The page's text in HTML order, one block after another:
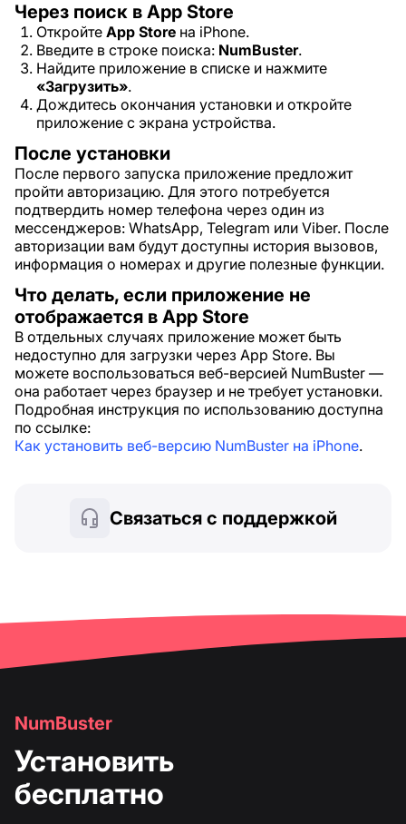
Через поиск в App Store
Откройте App Store на iPhone.
Введите в строке поиска: NumBuster.
Найдите приложение в списке и нажмите
«Загрузить».
Дождитесь окончания установки и откройте
приложение с экрана устройства.
После установки
После первого запуска приложение предложит
пройти авторизацию. Для этого потребуется
подтвердить номер телефона через один из
мессенджеров: WhatsApp, Telegram или Viber. После
авторизации вам будут доступны история вызовов,
информация о номерах и другие полезные функции.
Что делать, если приложение не
отображается в App Store
В отдельных случаях приложение может быть
недоступно для загрузки через App Store. Вы
можете воспользоваться веб-версией NumBuster —
она работает через браузер и не требует установки.
Подробная инструкция по использованию доступна
по ссылке:
Как установить веб-версию NumBuster на iPhone.
Связаться с поддержкой
NumBuster
Установить
бесплатно